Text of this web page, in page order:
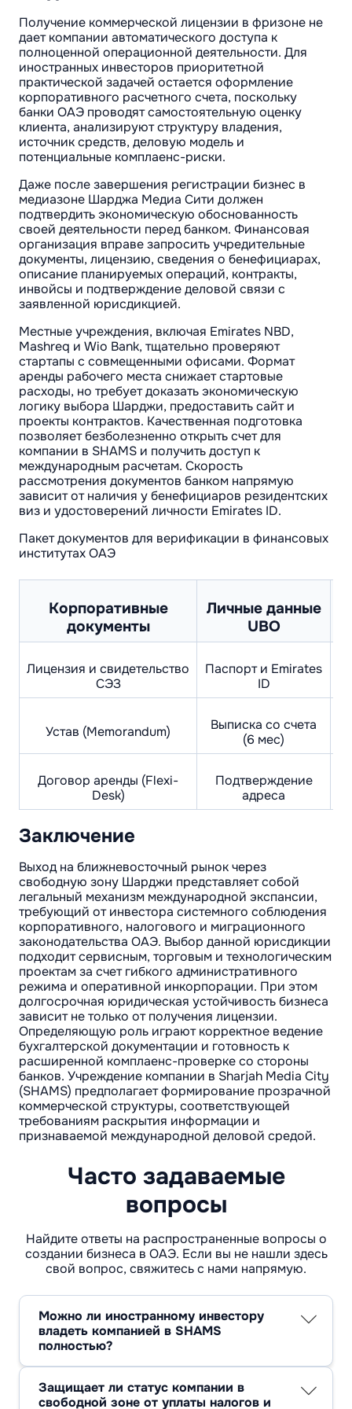
Получение коммерческой лицензии в фризоне не
дает компании автоматического доступа к
полноценной операционной деятельности. Для
иностранных инвесторов приоритетной
практической задачей остается оформление
корпоративного расчетного счета, поскольку
банки ОАЭ проводят самостоятельную оценку
клиента, анализируют структуру владения,
источник средств, деловую модель и
потенциальные комплаенс-риски.
Даже после завершения регистрации бизнес в
медиазоне Шарджа Медиа Сити должен
подтвердить экономическую обоснованность
своей деятельности перед банком. Финансовая
организация вправе запросить учредительные
документы, лицензию, сведения о бенефициарах,
описание планируемых операций, контракты,
инвойсы и подтверждение деловой связи с
заявленной юрисдикцией.
Местные учреждения, включая Emirates NBD,
Mashreq и Wio Bank, тщательно проверяют
стартапы с совмещенными офисами. Формат
аренды рабочего места снижает стартовые
расходы, но требует доказать экономическую
логику выбора Шарджи, предоставить сайт и
проекты контрактов. Качественная подготовка
позволяет безболезненно открыть счет для
компании в SHAMS и получить доступ к
международным расчетам. Скорость
рассмотрения документов банком напрямую
зависит от наличия у бенефициаров резидентских
виз и удостоверений личности Emirates ID.
Пакет документов для верификации в финансовых
институтах ОАЭ
Корпоративные
документы
Личные данные
UBO
Лицензия и свидетельство
СЭЗ
Паспорт и Emirates
ID
Устав (Memorandum)
Выписка со счета
(6 мес)
Договор аренды (Flexi-
Desk)
Подтверждение
адреса
Заключение
Выход на ближневосточный рынок через
свободную зону Шарджи представляет собой
легальный механизм международной экспансии,
требующий от инвестора системного соблюдения
корпоративного, налогового и миграционного
законодательства ОАЭ. Выбор данной юрисдикции
подходит сервисным, торговым и технологическим
проектам за счет гибкого административного
режима и оперативной инкорпорации. При этом
долгосрочная юридическая устойчивость бизнеса
зависит не только от получения лицензии.
Определяющую роль играют корректное ведение
бухгалтерской документации и готовность к
расширенной комплаенс-проверке со стороны
банков. Учреждение компании в Sharjah Media City
(SHAMS) предполагает формирование прозрачной
коммерческой структуры, соответствующей
требованиям раскрытия информации и
признаваемой международной деловой средой.
Часто задаваемые
вопросы
Найдите ответы на распространенные вопросы о
создании бизнеса в ОАЭ. Если вы не нашли здесь
свой вопрос, свяжитесь с нами напрямую.
Можно ли иностранному инвестору
владеть компанией в SHAMS
полностью?
собственника в стандартной модели
Защищает ли статус компании в
свободной зоне от уплаты налогов и